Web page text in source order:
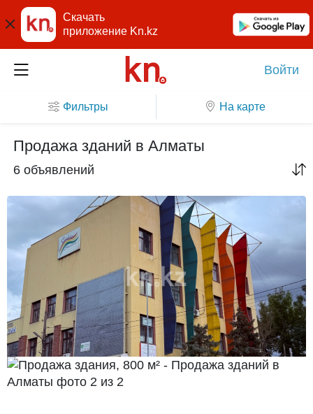
Скачать
приложение Kn.kz
Войти
Фильтры На карте
Продажа зданий в Алматы
6 объявлений